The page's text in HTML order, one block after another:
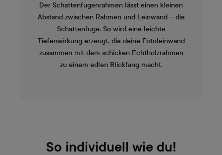
Der Schattenfugenrahmen lässt einen kleinen
Abstand zwischen Rahmen und Leinwand – die
Schattenfuge. So wird eine leichte
Tiefenwirkung erzeugt, die deine Fotoleinwand
zusammen mit dem schicken Echtholzrahmen
zu einem edlen Blickfang macht.
So individuell wie du!